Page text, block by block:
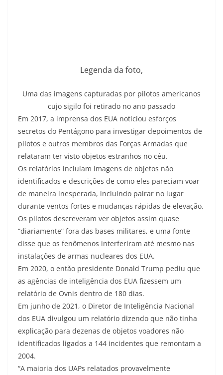
Legenda da foto,
Uma das imagens capturadas por pilotos americanos
cujo sigilo foi retirado no ano passado
Em 2017, a imprensa dos EUA noticiou esforços
secretos do Pentágono para investigar depoimentos de
pilotos e outros membros das Forças Armadas que
relataram ter visto objetos estranhos no céu.
Os relatórios incluíam imagens de objetos não
identificados e descrições de como eles pareciam voar
de maneira inesperada, incluindo pairar no lugar
durante ventos fortes e mudanças rápidas de elevação.
Os pilotos descreveram ver objetos assim quase
“diariamente” fora das bases militares, e uma fonte
disse que os fenômenos interferiram até mesmo nas
instalações de armas nucleares dos EUA.
Em 2020, o então presidente Donald Trump pediu que
as agências de inteligência dos EUA fizessem um
relatório de Ovnis dentro de 180 dias.
Em junho de 2021, o Diretor de Inteligência Nacional
dos EUA divulgou um relatório dizendo que não tinha
explicação para dezenas de objetos voadores não
identificados ligados a 144 incidentes que remontam a
2004.
“A maioria dos UAPs relatados provavelmente